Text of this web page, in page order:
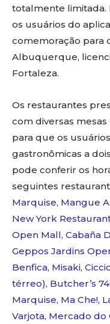
totalmente limitada.
os usuários do
comemoração para
Albuquerque,
Fortaleza.
Os restaurantes
com diversas
para que os
gastronômicas a
pode conferir os
seguintes
Marquise, Mangue
New York
Open Mall, Cabaña
Geppos Jardins
Benfica, Misaki,
térreo), Butcher’s
Marquise, Ma Che!,
Varjota, Mercado do